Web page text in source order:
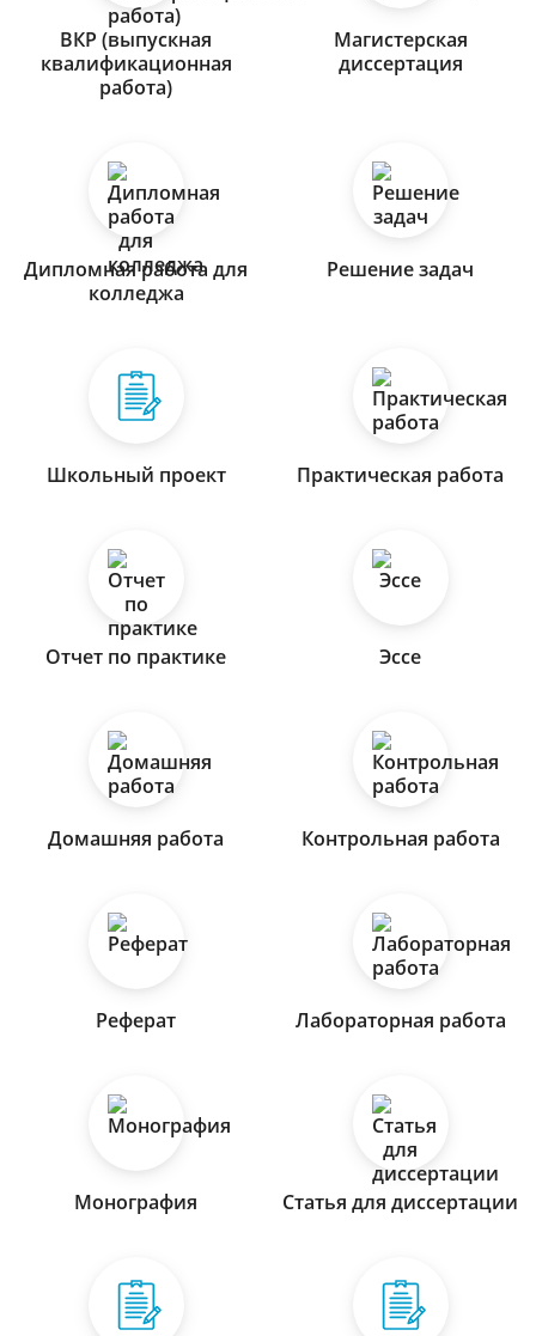
ВКР (выпускная
квалификационная
работа)
Магистерская
диссертация
Дипломная работа для
колледжа
Решение задач
Школьный проект Практическая работа
Отчет по практике Эссе
Домашняя работа Контрольная работа
Реферат Лабораторная работа
Монография Статья для диссертации